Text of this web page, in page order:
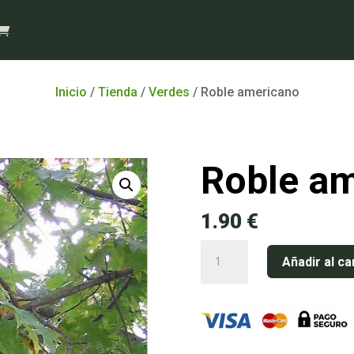
Inicio / Tienda / Verdes / Roble americano
Roble
1.90 €
Añadir al